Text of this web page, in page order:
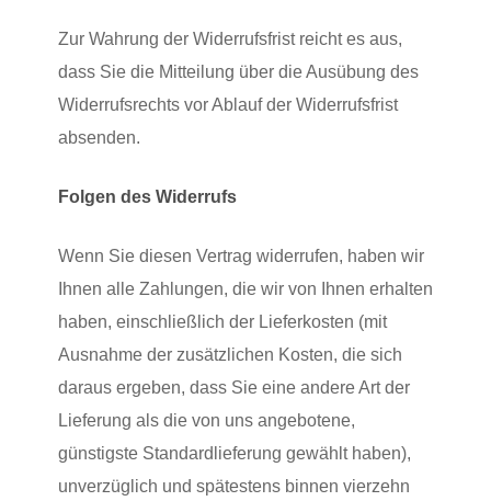
Zur Wahrung der Widerrufsfrist reicht es aus,
dass Sie die Mitteilung über die Ausübung des
Widerrufsrechts vor Ablauf der Widerrufsfrist
absenden.
Folgen des Widerrufs
Wenn Sie diesen Vertrag widerrufen, haben wir
Ihnen alle Zahlungen, die wir von Ihnen erhalten
haben, einschließlich der Lieferkosten (mit
Ausnahme der zusätzlichen Kosten, die sich
daraus ergeben, dass Sie eine andere Art der
Lieferung als die von uns angebotene,
günstigste Standardlieferung gewählt haben),
unverzüglich und spätestens binnen vierzehn